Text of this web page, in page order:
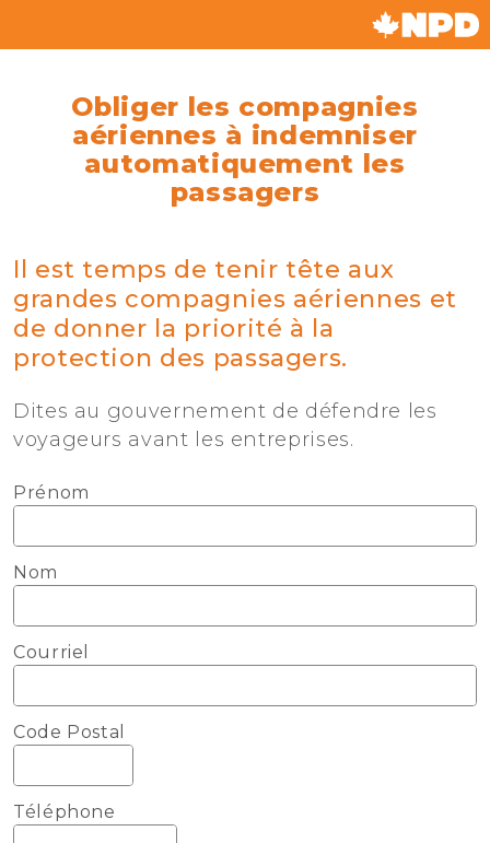
Obliger les compagnies
aériennes à indemniser
automatiquement les
passagers
Il est temps de tenir tête aux
grandes compagnies aériennes et
de donner la priorité à la
protection des passagers.
Dites au gouvernement de défendre les
voyageurs avant les entreprises.
Prénom
Nom
Courriel
Code Postal
Téléphone